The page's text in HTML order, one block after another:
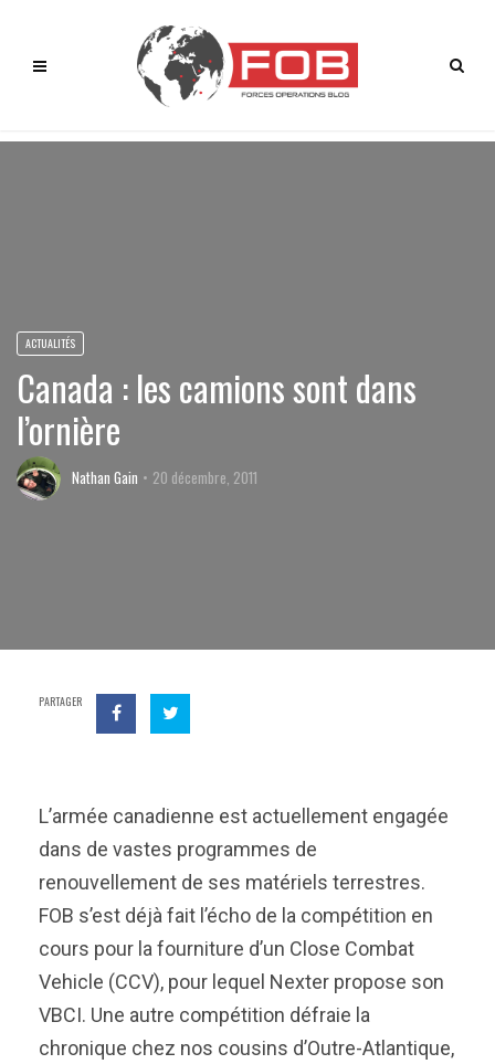
ACTUALITÉS
Canada : les camions sont dans
l’ornière
Nathan Gain 20 décembre, 2011
PARTAGER
L’armée canadienne est actuellement engagée
dans de vastes programmes de
renouvellement de ses matériels terrestres.
FOB s’est déjà fait l’écho de la compétition en
cours pour la fourniture d’un Close Combat
Vehicle (CCV), pour lequel Nexter propose son
VBCI. Une autre compétition défraie la
chronique chez nos cousins d’Outre-Atlantique,